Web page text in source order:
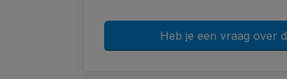
Heb je een vraag over